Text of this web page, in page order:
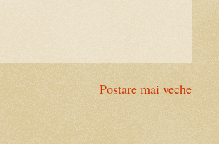
Postare mai veche